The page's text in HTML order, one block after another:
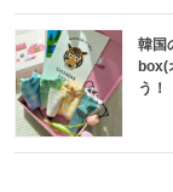
韓国
box(
う！